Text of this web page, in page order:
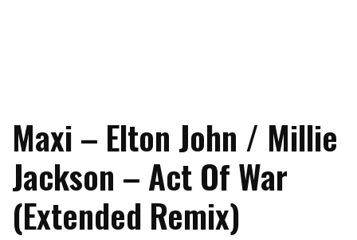
Maxi – Elton John / Millie
Jackson – Act Of War
(Extended Remix)